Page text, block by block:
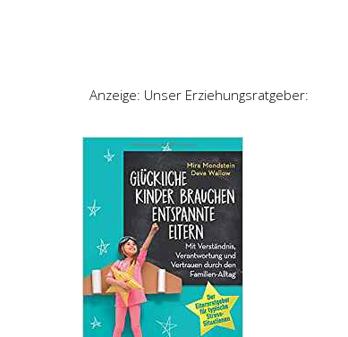
Anzeige: Unser Erziehungsratgeber: